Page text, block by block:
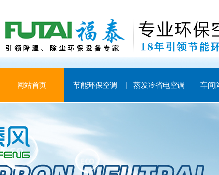
网站首页 节能环保空调 蒸发冷省电空调 车间